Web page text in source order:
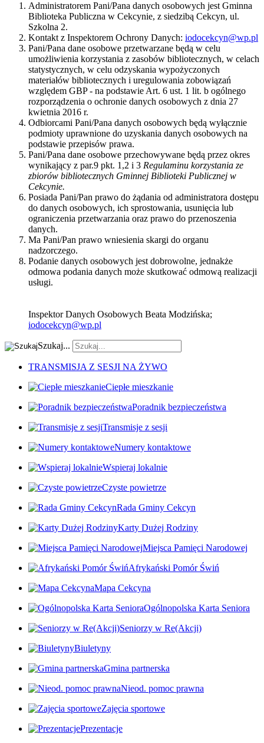
Administratorem Pani/Pana danych osobowych jest Gminna
Biblioteka Publiczna w Cekcynie, z siedzibą Cekcyn, ul.
Szkolna 2.
Kontakt z Inspektorem Ochrony Danych: iodocekcyn@wp.pl
Pani/Pana dane osobowe przetwarzane będą w celu
umożliwienia korzystania z zasobów bibliotecznych, w celach
statystycznych, w celu odzyskania wypożyczonych
materiałów bibliotecznych i uregulowania zobowiązań
względem GBP - na podstawie Art. 6 ust. 1 lit. b ogólnego
rozporządzenia o ochronie danych osobowych z dnia 27
kwietnia 2016 r.
Odbiorcami Pani/Pana danych osobowych będą wyłącznie
podmioty uprawnione do uzyskania danych osobowych na
podstawie przepisów prawa.
Pani/Pana dane osobowe przechowywane będą przez okres
wynikający z par.9 pkt. 1,2 i 3 Regulaminu korzystania ze
zbiorów bibliotecznych Gminnej Biblioteki Publicznej w
Cekcynie.
Posiada Pani/Pan prawo do żądania od administratora dostępu
do danych osobowych, ich sprostowania, usunięcia lub
ograniczenia przetwarzania oraz prawo do przenoszenia
danych.
Ma Pani/Pan prawo wniesienia skargi do organu
nadzorczego.
Podanie danych osobowych jest dobrowolne, jednakże
odmowa podania danych może skutkować odmową realizacji
usługi.
Inspektor Danych Osobowych Beata Modzińska;
iodocekcyn@wp.pl
Szukaj...
TRANSMISJA Z SESJI NA ŻYWO
Ciepłe mieszkanie
Poradnik bezpieczeństwa
Transmisje z sesji
Numery kontaktowe
Wspieraj lokalnie
Czyste powietrze
Rada Gminy Cekcyn
Karty Dużej Rodziny
Miejsca Pamięci Narodowej
Afrykański Pomór Świń
Mapa Cekcyna
Ogólnopolska Karta Seniora
Seniorzy w Re(Akcji)
Biuletyny
Gmina partnerska
Nieod. pomoc prawna
Zajęcia sportowe
Prezentacje